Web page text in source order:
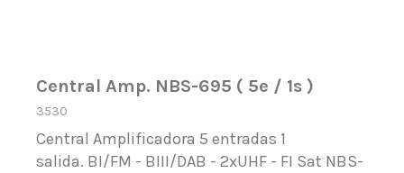
Central Amp. NBS-695 ( 5e / 1s )
3530
Central Amplificadora 5 entradas 1
salida. BI/FM - BIII/DAB - 2xUHF - FI Sat NBS-